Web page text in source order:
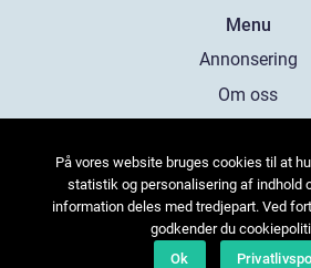
Menu
Annonsering
Om oss
Kontakta oss
Sitemap
På vores website bruges cookies til at
statistik og personalisering af indhold
information deles med tredjepart. Ved
godkender du
Ok